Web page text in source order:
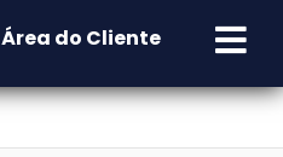
Área do Cliente